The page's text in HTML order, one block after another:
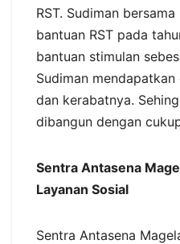
RST. Sudiman
bantuan RST pada
bantuan stimulan
Sudiman
dan kerabatnya.
dibangun dengan
Sentra Antasena
Layanan Sosial
Sentra Antasena